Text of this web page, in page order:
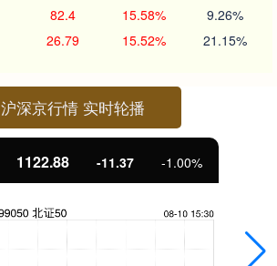
82.4 15.58% 9.26%
26.79 15.52% 21.15%
沪深京行情 实时轮播
1122.88 -11.37 -1.00%